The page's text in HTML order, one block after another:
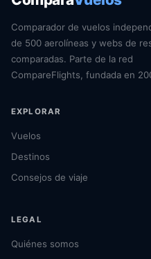
Comparador de vuelos
de 500 aerolíneas y webs de
comparadas. Parte de la red
CompareFlights, fundada en
EXPLORAR
Vuelos
Destinos
Consejos de viaje
LEGAL
Quiénes somos